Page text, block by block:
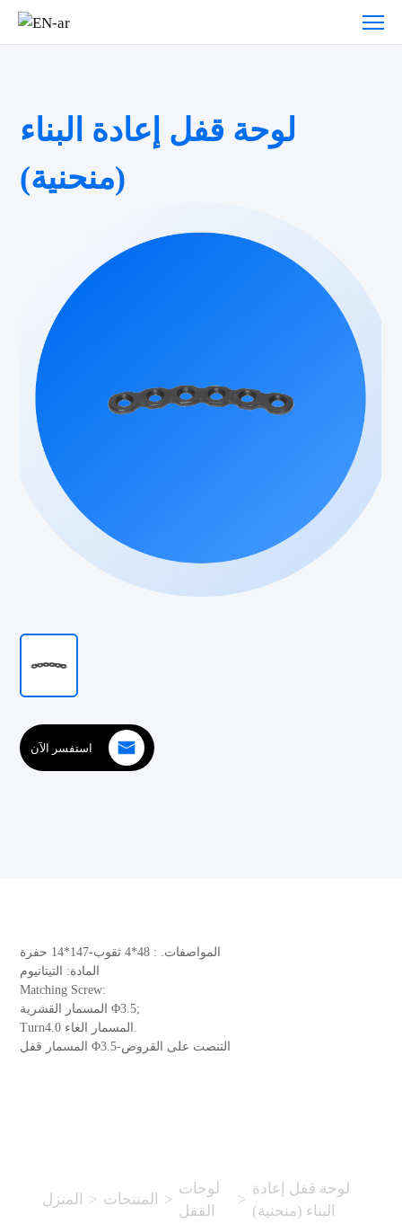
لوحة قفل إعادة البناء
(منحنية)
استفسر الآن
المواصفات. : 48*4 ثقوب-147*14 حفرة
المادة: التيتانيوم
Matching Screw:
المسمار القشرية Φ3.5;
Turn4.0 المسمار الغاء.
المسمار قفل Φ3.5-التنصت على القروض
المنزل > المنتجات >
لوحات
القفل
>
لوحة قفل إعادة
البناء (منحنية)